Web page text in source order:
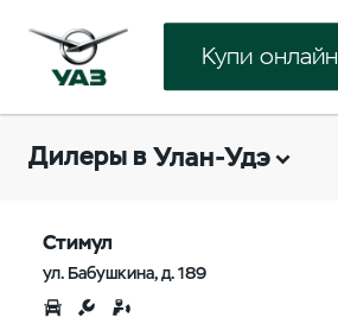
Купи онлайн
Дилеры вУлан-Удэ
Стимул
ул. Бабушкина, д. 189